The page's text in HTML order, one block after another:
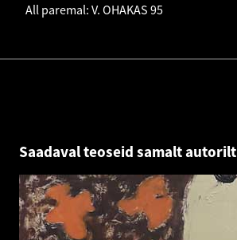
All paremal: V. OHAKAS 95
Saadaval teoseid samalt autorilt